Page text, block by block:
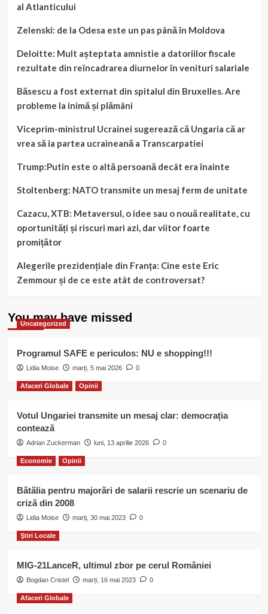
al Atlanticului
Zelenski: de la Odesa este un pas până în Moldova
Deloitte: Mult așteptata amnistie a datoriilor fiscale
rezultate din reîncadrarea diurnelor în venituri salariale
Băsescu a fost externat din spitalul din Bruxelles. Are
probleme la inimă și plămâni
Viceprim-ministrul Ucrainei sugerează că Ungaria că ar
vrea să ia partea ucraineană a Transcarpatiei
Trump:Putin este o altă persoană decât era înainte
Stoltenberg: NATO transmite un mesaj ferm de unitate
Cazacu, XTB: Metaversul, o idee sau o nouă realitate, cu
oportunități și riscuri mari azi, dar viitor foarte
promițător
Alegerile prezidențiale din Franța: Cine este Eric
Zemmour și de ce este atât de controversat?
You may have missed
Uncategorized
Programul SAFE e periculos: NU e shopping!!!
Lidia Moise marți, 5 mai 2026 0
Afaceri Globale Opinii
Votul Ungariei transmite un mesaj clar: democrația
contează
Adrian Zuckerman luni, 13 aprilie 2026 0
Economie Opinii
Bătălia pentru majorări de salarii rescrie un scenariu de
criză din 2008
Lidia Moise marți, 30 mai 2023 0
Ştiri Locale
MIG-21LanceR, ultimul zbor pe cerul României
Bogdan Cristel marți, 16 mai 2023 0
Afaceri Globale